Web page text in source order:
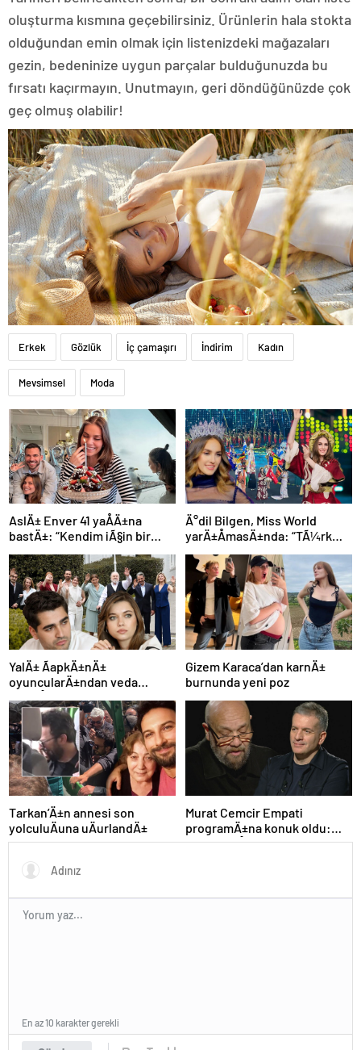
oluşturma kısmına geçebilirsiniz. Ürünlerin hala stokta
olduğundan emin olmak için listenizdeki mağazaları
gezin, bedeninize uygun parçalar bulduğunuzda bu
fırsatı kaçırmayın. Unutmayın, geri döndüğünüzde çok
geç olmuş olabilir!
Erkek Gözlük İç çamaşırı İndirim Kadın
Mevsimsel Moda
AslÄ± Enver 41 yaÅÄ±na
bastÄ±: “Kendim iÃ§in bir
dileÄim yok”
Ä°dil Bilgen, Miss World
yarÄ±ÅmasÄ±nda: “TÃ¼rk
bayraÄÄ±nÄ±
dalgalandÄ±rmak Ã§ok
Ã¶zeldi”
YalÄ± ÃapkÄ±nÄ±
oyuncularÄ±ndan veda
paylaÅÄ±mlarÄ±
Gizem Karaca’dan karnÄ±
burnunda yeni poz
Tarkan’Ä±n annesi son
yolculuÄuna uÄurlandÄ±
Murat Cemcir Empati
programÄ±na konuk oldu:
“Annem aÅÄ±k olduÄum ilk
En az 10 karakter gerekli